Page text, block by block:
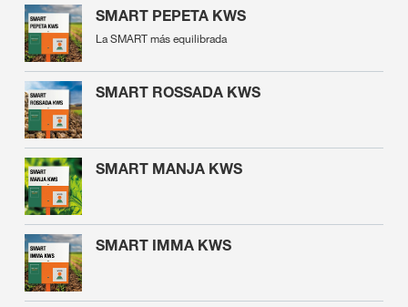
SMART PEPETA KWS
La SMART más equilibrada
SMART ROSSADA KWS
SMART MANJA KWS
SMART IMMA KWS